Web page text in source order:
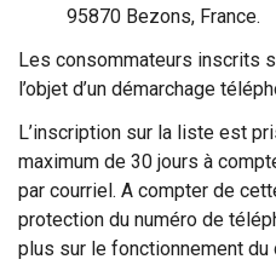
95870 Bezons, France.
Les consommateurs inscrits
l’objet d’un démarchage
L’inscription sur la liste est
maximum de 30 jours à
par courriel. A compter de
protection du numéro de
plus sur le fonctionnement